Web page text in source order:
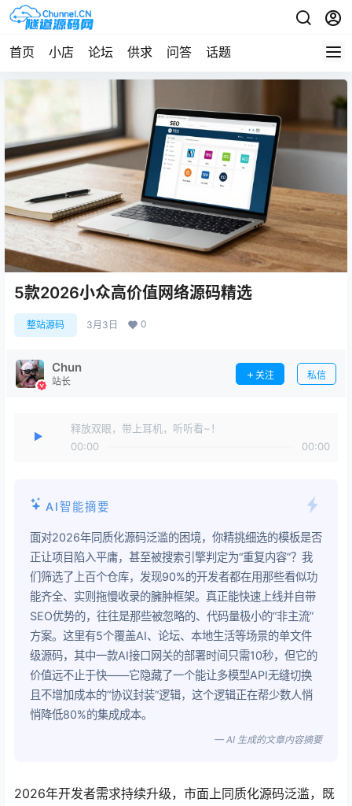
首页 小店 论坛 供求 问答 话题
5款2026小众高价值网络源码精选
整站源码 3月3日 0
Chun
站长
关注 私信
释放双眼，带上耳机，听听看~！
00:00
00:00
AI智能摘要
面对2026年同质化源码泛滥的困境，你精挑细选的模板是否
正让项目陷入平庸，甚至被搜索引擎判定为“重复内容”？我
们筛选了上百个仓库，发现90%的开发者都在用那些看似功
能齐全、实则拖慢收录的臃肿框架。真正能快速上线并自带
SEO优势的，往往是那些被忽略的、代码量极小的“非主流”
方案。这里有5个覆盖AI、论坛、本地生活等场景的单文件
级源码，其中一款AI接口网关的部署时间只需10秒，但它的
价值远不止于快——它隐藏了一个能让多模型API无缝切换
且不增加成本的“协议封装”逻辑，这个逻辑正在帮少数人悄
悄降低80%的集成成本。
— AI 生成的文章内容摘要
2026年开发者需求持续升级，市面上同质化源码泛滥，既